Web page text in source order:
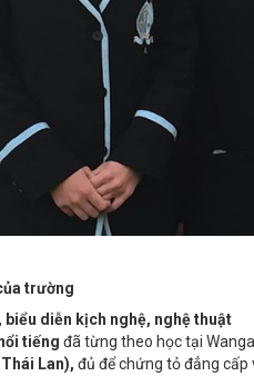
trường
biểu diễn kịch nghệ, nghệ thuật
tiếng đã từng theo học tại
Lan), đủ để chứng tỏ đẳng cấp